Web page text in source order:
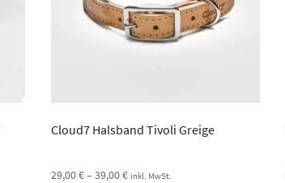
Cloud7 Halsband Tivoli Greige
29,00€– 39,00€ inkl. MwSt.